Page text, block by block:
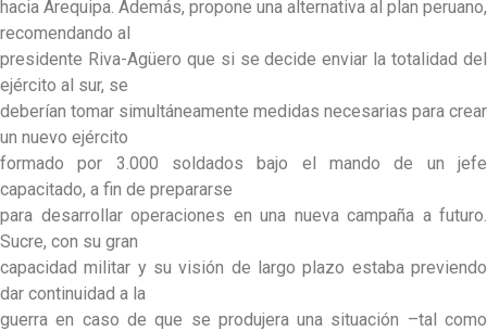
hacia Arequipa. Además, propone una alternativa al plan peruano,
recomendando al
presidente Riva-Agüero que si se decide enviar la totalidad del
ejército al sur, se
deberían tomar simultáneamente medidas necesarias para crear
un nuevo ejército
formado por 3.000 soldados bajo el mando de un jefe
capacitado, a fin de prepararse
para desarrollar operaciones en una nueva campaña a futuro.
Sucre, con su gran
capacidad militar y su visión de largo plazo estaba previendo
dar continuidad a la
guerra en caso de que se produjera una situación –tal como